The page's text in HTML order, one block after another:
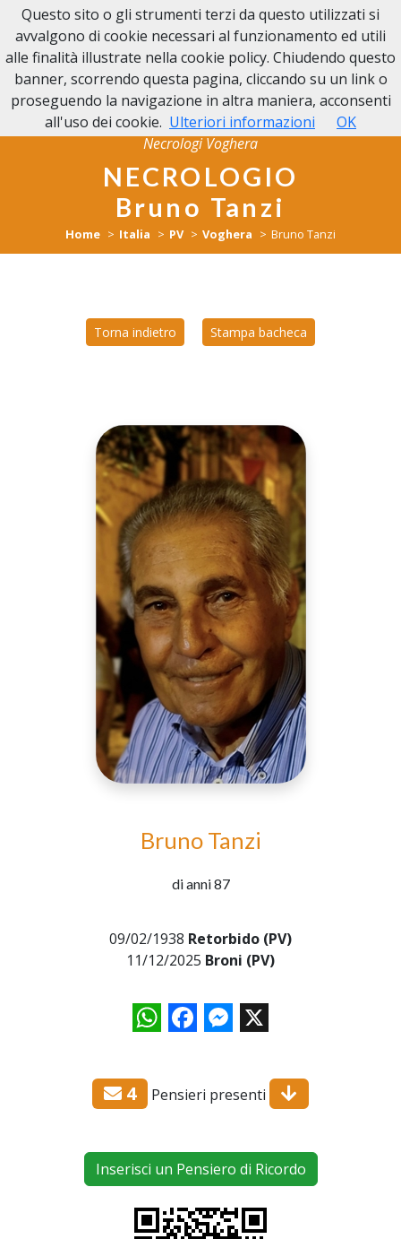
NECROLOGI VOGHERA
Necrologi Voghera
NECROLOGIO
Bruno Tanzi
Home Italia PV Voghera Bruno Tanzi
Torna indietro Stampa bacheca
Bruno Tanzi
di anni 87
09/02/1938 Retorbido (PV)
11/12/2025 Broni (PV)
WhatsAppFacebookMessenger
X
4 Pensieri presenti
Inserisci un Pensiero di Ricordo
Questo sito o gli strumenti terzi da questo utilizzati si
avvalgono di cookie necessari al funzionamento ed utili
alle finalità illustrate nella cookie policy. Chiudendo questo
banner, scorrendo questa pagina, cliccando su un link o
proseguendo la navigazione in altra maniera, acconsenti
all'uso dei cookie. Ulteriori informazioni OK